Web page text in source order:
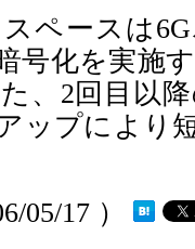
ペースは
号化を実施
、2回目以
ップにより
05/17 ）